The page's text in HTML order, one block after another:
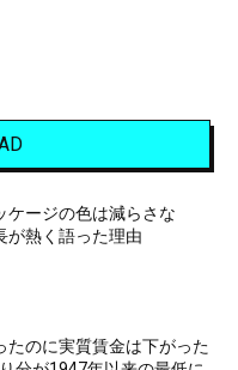
ケージの色は減らさな
熱く語った理由
たのに実質賃金は下がった